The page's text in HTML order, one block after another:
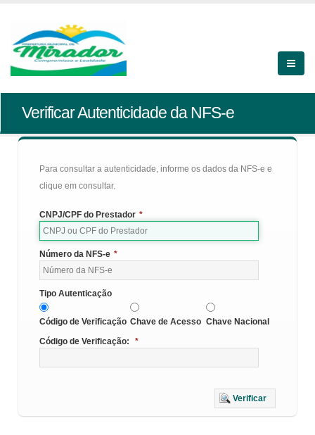
Verificar Autenticidade da NFS-e
Para consultar a autenticidade, informe os dados da NFS-e e
clique em consultar.
CNPJ/CPF do Prestador *
Número da NFS-e *
Tipo Autenticação
Código de Verificação Chave de Acesso Chave Nacional
Código de Verificação:
*
Verificar